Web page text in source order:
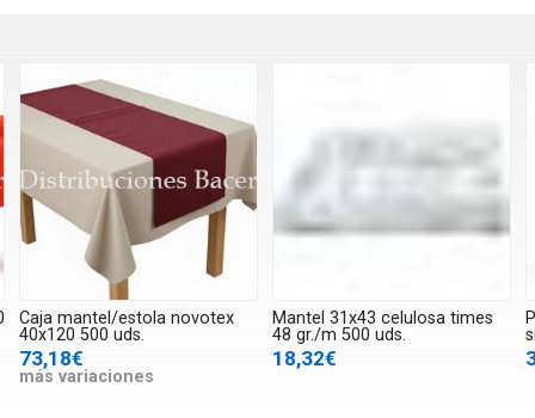
Caja mantel/estola novotex
40x120 500 uds.
73,18€
más variaciones
Mantel 31x43 celulosa times
48 gr./m 500 uds.
18,32€